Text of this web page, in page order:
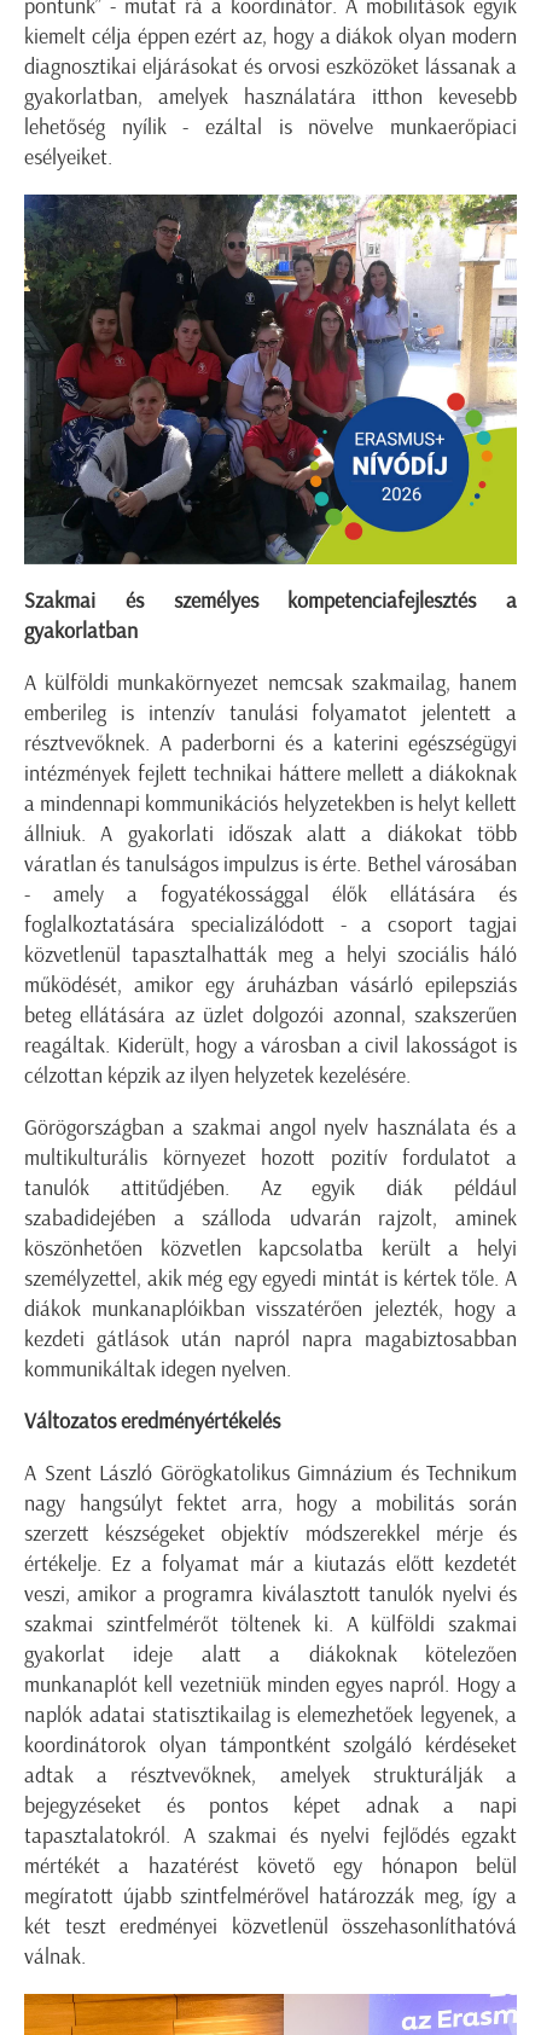
pontunk” - mutat rá a koordinátor. A mobilitások egyik
kiemelt célja éppen ezért az, hogy a diákok olyan modern
diagnosztikai eljárásokat és orvosi eszközöket lássanak a
gyakorlatban, amelyek használatára itthon kevesebb
lehetőség nyílik - ezáltal is növelve munkaerőpiaci
esélyeiket.
Szakmai és személyes kompetenciafejlesztés a
gyakorlatban
A külföldi munkakörnyezet nemcsak szakmailag, hanem
emberileg is intenzív tanulási folyamatot jelentett a
résztvevőknek. A paderborni és a katerini egészségügyi
intézmények fejlett technikai háttere mellett a diákoknak
a mindennapi kommunikációs helyzetekben is helyt kellett
állniuk. A gyakorlati időszak alatt a diákokat több
váratlan és tanulságos impulzus is érte. Bethel városában
- amely a fogyatékossággal élők ellátására és
foglalkoztatására specializálódott - a csoport tagjai
közvetlenül tapasztalhatták meg a helyi szociális háló
működését, amikor egy áruházban vásárló epilepsziás
beteg ellátására az üzlet dolgozói azonnal, szakszerűen
reagáltak. Kiderült, hogy a városban a civil lakosságot is
célzottan képzik az ilyen helyzetek kezelésére.
Görögországban a szakmai angol nyelv használata és a
multikulturális környezet hozott pozitív fordulatot a
tanulók attitűdjében. Az egyik diák például
szabadidejében a szálloda udvarán rajzolt, aminek
köszönhetően közvetlen kapcsolatba került a helyi
személyzettel, akik még egy egyedi mintát is kértek tőle. A
diákok munkanaplóikban visszatérően jelezték, hogy a
kezdeti gátlások után napról napra magabiztosabban
kommunikáltak idegen nyelven.
Változatos eredményértékelés
A Szent László Görögkatolikus Gimnázium és Technikum
nagy hangsúlyt fektet arra, hogy a mobilitás során
szerzett készségeket objektív módszerekkel mérje és
értékelje. Ez a folyamat már a kiutazás előtt kezdetét
veszi, amikor a programra kiválasztott tanulók nyelvi és
szakmai szintfelmérőt töltenek ki. A külföldi szakmai
gyakorlat ideje alatt a diákoknak kötelezően
munkanaplót kell vezetniük minden egyes napról. Hogy a
naplók adatai statisztikailag is elemezhetőek legyenek, a
koordinátorok olyan támpontként szolgáló kérdéseket
adtak a résztvevőknek, amelyek strukturálják a
bejegyzéseket és pontos képet adnak a napi
tapasztalatokról. A szakmai és nyelvi fejlődés egzakt
mértékét a hazatérést követő egy hónapon belül
megíratott újabb szintfelmérővel határozzák meg, így a
két teszt eredményei közvetlenül összehasonlíthatóvá
válnak.